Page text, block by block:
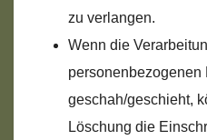
zu verlangen.
Wenn die
personenbezogenen
geschah/geschieht,
Löschung die